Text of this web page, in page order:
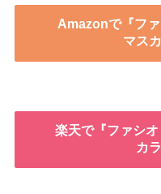
Amazonで『フ
マス
楽天で『ファシ
カ